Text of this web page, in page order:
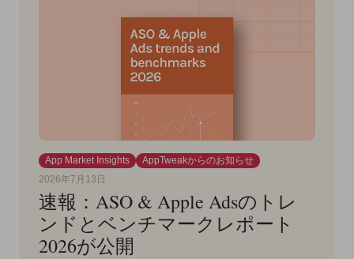
App Market Insights
AppTweakからのお知らせ
2026年7月13日
速報：ASO & Apple Adsのトレ
ンドとベンチマークレポート
2026が公開